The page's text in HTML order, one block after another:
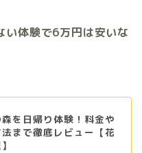
い体験で6万円は安いな
を日帰り体験！料金や
まで徹底レビュー【花